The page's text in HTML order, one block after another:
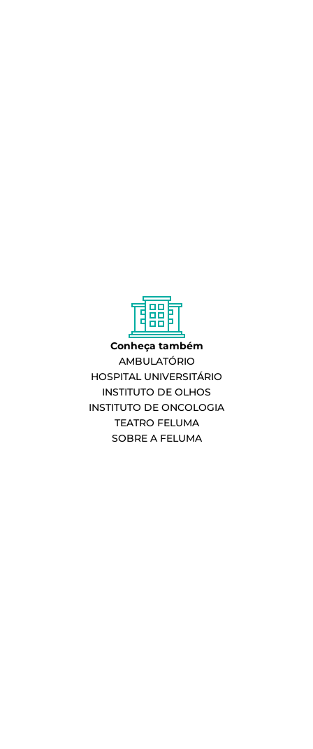
Conheça também
AMBULATÓRIO
HOSPITAL UNIVERSITÁRIO
INSTITUTO DE OLHOS
INSTITUTO DE ONCOLOGIA
TEATRO FELUMA
SOBRE A FELUMA